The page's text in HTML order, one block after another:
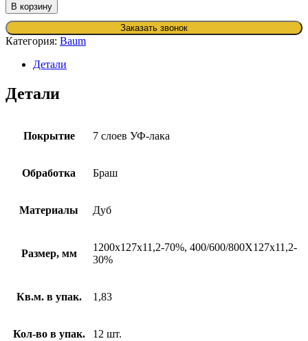
В корзину
Заказать звонок
Категория: Baum
Детали
Детали
Покрытие 7 слоев УФ-лака
Обработка Браш
Материалы Дуб
Размер, мм
1200х127х11,2-70%, 400/600/800Х127х11,2-
30%
Кв.м. в упак. 1,83
Кол-во в упак. 12 шт.